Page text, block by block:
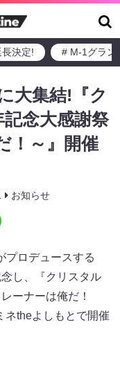
決定! # M-1グラン
大集結!『ク
念大感謝祭
！～』開催
お知らせ
プロデュースする
し、『クリスタル
ーナーは俺だ！
ネtheよしもとで開催